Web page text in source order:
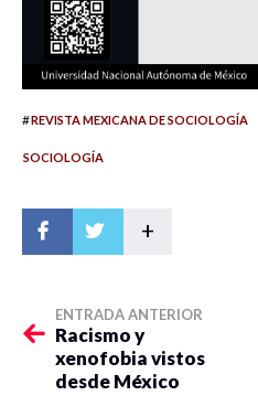
#REVISTA MEXICANA DE SOCIOLOGÍA
SOCIOLOGÍA
+
ENTRADA ANTERIOR
Racismo y
xenofobia vistos
desde México